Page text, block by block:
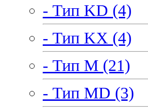
- Тип KD (4)
- Тип KX (4)
- Тип M (21)
- Тип MD (3)